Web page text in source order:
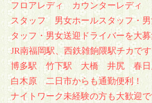
フロアレディ カウンターレディ
スタッフ 男女ホールスタッフ・
タッフ・男女送迎ドライバーを大募
JR南福岡駅、西鉄雑餉隈駅チカで
博多駅 竹下駅 大橋 井尻 春
白木原 二日市からも通勤便利！
ナイトワーク未経験の方も大歓迎